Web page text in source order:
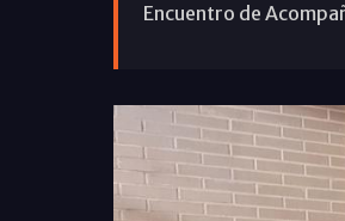
Encuentro de